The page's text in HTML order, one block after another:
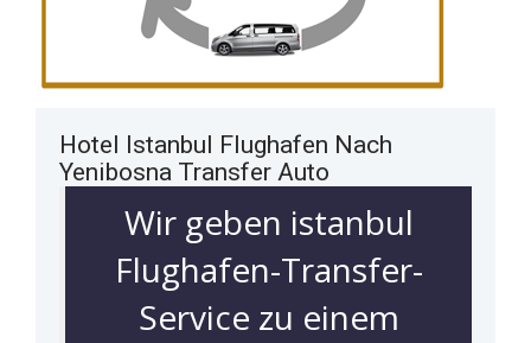
Hotel Istanbul Flughafen Nach
Yenibosna Transfer Auto
Wir geben istanbul
Flughafen-Transfer-
Service zu einem